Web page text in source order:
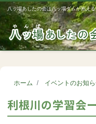
八ッ場あしたの会は八ッ場ダムが抱え
ホーム イベントのお知
利根川の学習会